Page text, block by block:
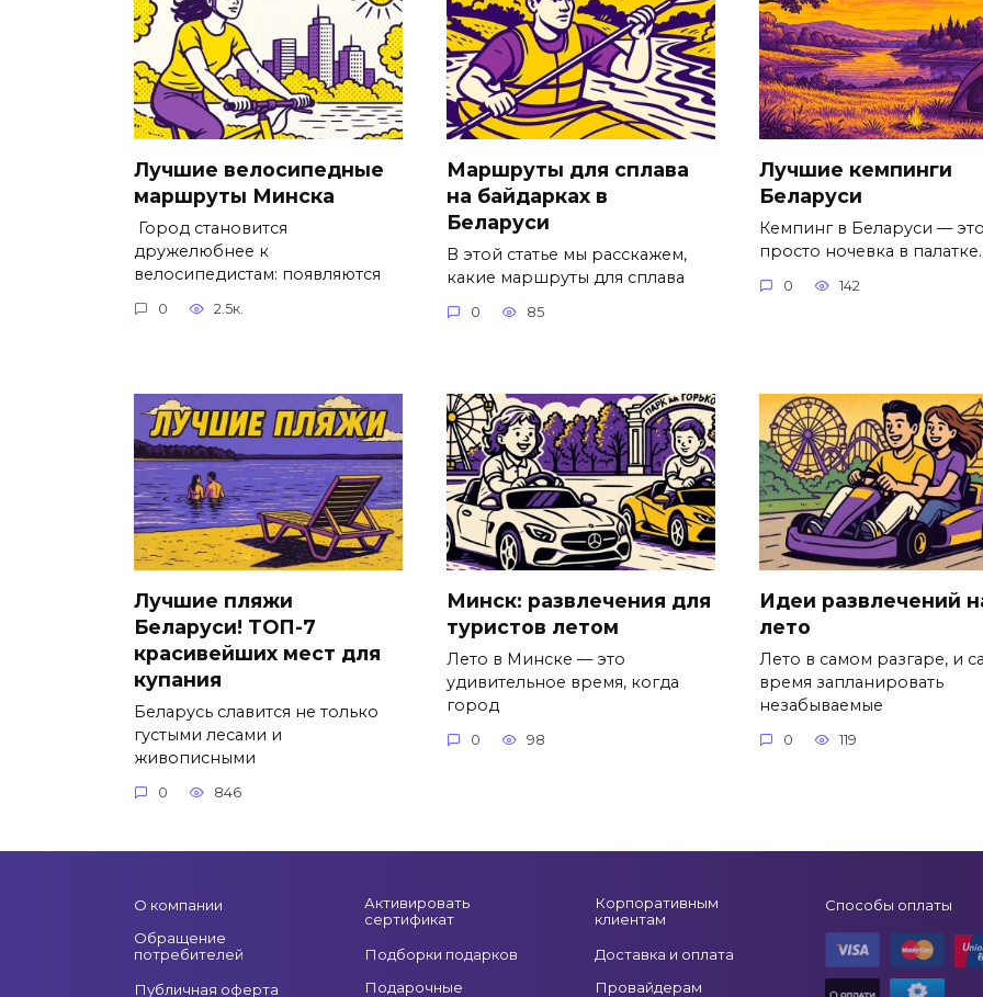
Лучшие велосипедные
маршруты Минска
Город становится
дружелюбнее к
велосипедистам: появляются
0 2.5к.
Маршруты для сплава
на байдарках в
Беларуси
В этой статье мы расскажем,
какие маршруты для сплава
0 85
Лучшие кемпинги
Беларуси
Кемпинг в Беларуси —
просто ночевка в палатке.
0 142
Лучшие пляжи
Беларуси! ТОП-7
красивейших мест для
купания
Беларусь славится не только
густыми лесами и
живописными
0 846
Минск: развлечения для
туристов летом
Лето в Минске — это
удивительное время, когда
город
0 98
Идеи развлечений
лето
Лето в самом разгаре, и
время запланировать
незабываемые
0 119
О компании
Обращение
потребителей
Публичная оферта
Активировать
сертификат
Подборки подарков
Подарочные
Корпоративным
клиентам
Доставка и оплата
Провайдерам
Способы оплаты